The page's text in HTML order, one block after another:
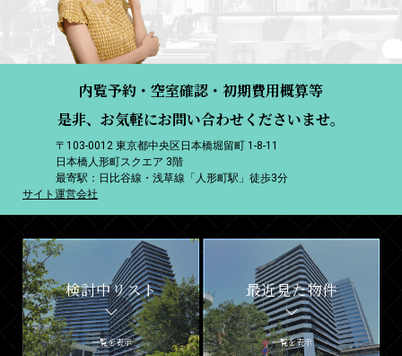
内覧予約・空室確認・初期費用概算等
是非、お気軽にお問い合わせくださいませ。
〒103-0012 東京都中央区日本橋堀留町 1-8-11
日本橋人形町スクエア 3階
最寄駅：日比谷線・浅草線「人形町駅」徒歩3分
サイト運営会社
検討中リスト
一覧を表示
最近見た物件
一覧を表示